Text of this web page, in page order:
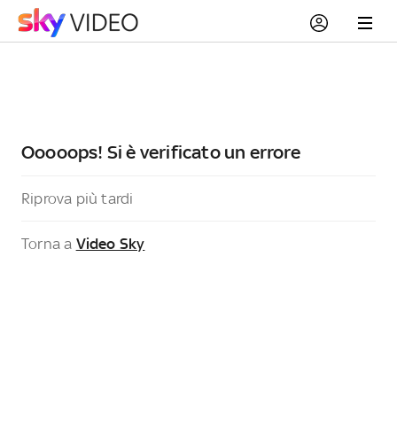
Ooooops! Si è verificato un errore
Riprova più tardi
Torna a Video Sky